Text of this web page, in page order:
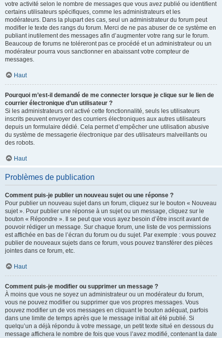
votre activité selon le nombre de messages que vous avez publié ou identifient
certains utilisateurs spécifiques, comme les administrateurs et les
modérateurs. Dans la plupart des cas, seul un administrateur du forum peut
modifier le texte des rangs du forum. Merci de ne pas abuser de ce système en
publiant inutilement des messages afin d’augmenter votre rang sur le forum.
Beaucoup de forums ne toléreront pas ce procédé et un administrateur ou un
modérateur pourra vous sanctionner en abaissant votre compteur de
messages.
Haut
Pourquoi m’est-il demandé de me connecter lorsque je clique sur le lien de
courrier électronique d’un utilisateur ?
Si les administrateurs ont activé cette fonctionnalité, seuls les utilisateurs
inscrits peuvent envoyer des courriers électroniques aux autres utilisateurs
depuis un formulaire dédié. Cela permet d’empêcher une utilisation abusive
du système de messagerie électronique par des utilisateurs malveillants ou
des robots.
Haut
Problèmes de publication
Comment puis-je publier un nouveau sujet ou une réponse ?
Pour publier un nouveau sujet dans un forum, cliquez sur le bouton « Nouveau
sujet ». Pour publier une réponse à un sujet ou un message, cliquez sur le
bouton « Répondre ». Il se peut que vous ayez besoin d’être inscrit avant de
pouvoir rédiger un message. Sur chaque forum, une liste de vos permissions
est affichée en bas de l’écran du forum ou du sujet. Par exemple : vous pouvez
publier de nouveaux sujets dans ce forum, vous pouvez transférer des pièces
jointes dans ce forum, etc.
Haut
Comment puis-je modifier ou supprimer un message ?
À moins que vous ne soyez un administrateur ou un modérateur du forum,
vous ne pouvez modifier ou supprimer que vos propres messages. Vous
pouvez modifier un de vos messages en cliquant le bouton adéquat, parfois
dans une limite de temps après que le message initial ait été publié. Si
quelqu’un a déjà répondu à votre message, un petit texte situé en dessous du
message affichera le nombre de fois que vous l’avez modifié, contenant la date